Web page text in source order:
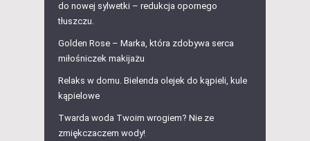
do nowej sylwetki – redukcja opornego
tłuszczu.
Golden Rose – Marka, która zdobywa serca
miłośniczek makijażu
Relaks w domu. Bielenda olejek do kąpieli, kule
kąpielowe
Twarda woda Twoim wrogiem? Nie ze
zmiękczaczem wody!